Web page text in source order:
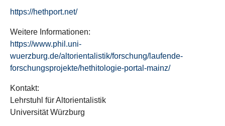
https://hethport.net/
Weitere Informationen:
https://www.phil.uni-
wuerzburg.de/altorientalistik/forschung/laufende-
forschungsprojekte/hethitologie-portal-mainz/
Kontakt:
Lehrstuhl für Altorientalistik
Universität Würzburg